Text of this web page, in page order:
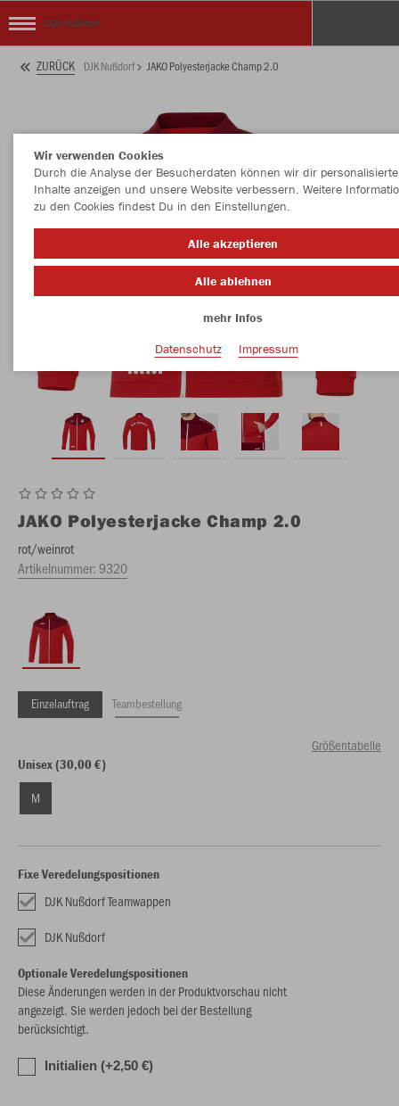
DJK Nußdorf
ZURÜCK DJK Nußdorf JAKO Polyesterjacke Champ 2.0
JAKO Polyesterjacke Champ 2.0
rot/weinrot
Artikelnummer:9320
Einzelauftrag Teambestellung
Größentabelle
Unisex (30,00 €)
M
Fixe Veredelungspositionen
DJK Nußdorf Teamwappen
DJK Nußdorf
Optionale Veredelungspositionen
Diese Änderungen werden in der Produktvorschau nicht
angezeigt. Sie werden jedoch bei der Bestellung
berücksichtigt.
Initialien (+2,50 €)
Wir verwenden Cookies
Durch die Analyse der Besucherdaten können wir dir personalisierte
Inhalte anzeigen und unsere Website verbessern. Weitere
zu den Cookies findest Du in den Einstellungen.
Alle akzeptieren
Alle ablehnen
mehr Infos
Datenschutz
Impressum